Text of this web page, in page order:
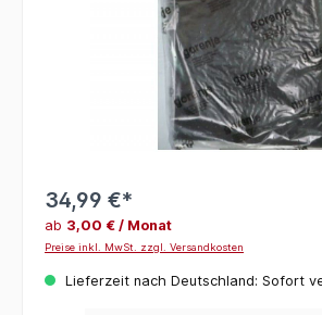
34,99 €*
ab 3,00 € / Monat
Preise inkl. MwSt. zzgl. Versandkosten
Lieferzeit nach Deutschland: Sofort